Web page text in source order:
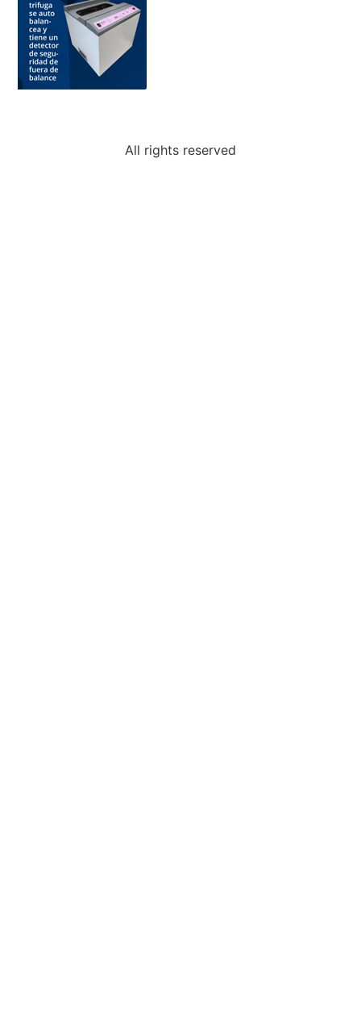
All rights reserved